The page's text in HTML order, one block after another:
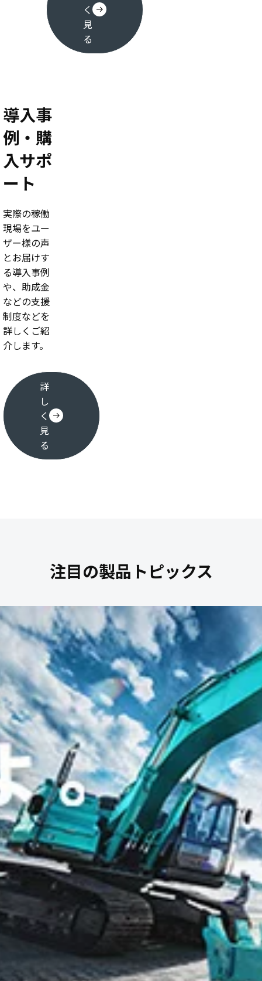
く
見
る
導入事
例・購
入サポ
ート
実際の稼働
現場をユー
ザー様の声
とお届けす
る導入事例
や、助成金
などの支援
制度などを
詳しくご紹
介します。
詳
し
く
見
る
注目の製品トピックス